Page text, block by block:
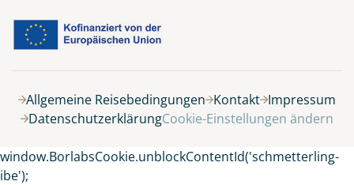
Keine Reisen auf der Merkliste
Allgemeine Reisebedingungen Kontakt Impressum
DatenschutzerklärungCookie-Einstellungen ändern
window.BorlabsCookie.unblockContentId('schmetterling-
ibe');